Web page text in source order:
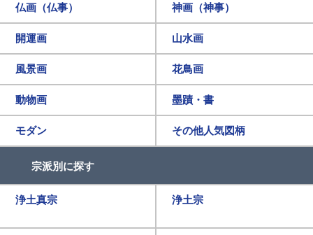
仏画（仏事） 神画（神事）
開運画 山水画
風景画 花鳥画
動物画 墨蹟・書
モダン その他人気図柄
宗派別に探す
浄土真宗 浄土宗